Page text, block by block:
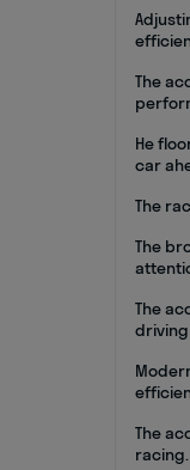
The
He
car
The
The
The
driving
The
racing.